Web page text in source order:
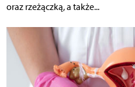
oraz rzeżączką, a także...